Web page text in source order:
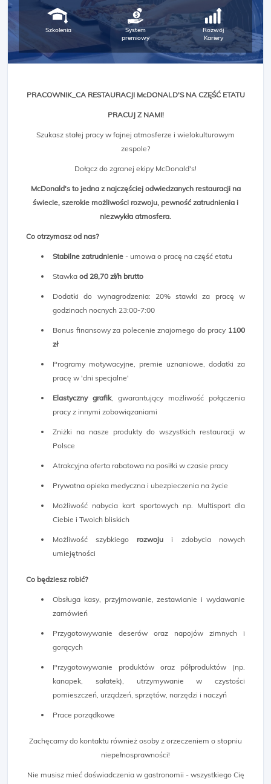
Szkolenia
System
premiowy
Rozwój
Kariery
PRACOWNIK_CA RESTAURACJI McDONALD'S NA CZĘŚĆ ETATU
PRACUJ Z NAMI!
Szukasz stałej pracy w fajnej atmosferze i wielokulturowym
zespole?
Dołącz do zgranej ekipy McDonald's!
McDonald's to jedna z najczęściej odwiedzanych restauracji na
świecie, szerokie możliwości rozwoju, pewność zatrudnienia i
niezwykła atmosfera.
Co otrzymasz od nas?
Stabilne zatrudnienie - umowa o pracę na część etatu
Stawka od 28,70 zł/h brutto
Dodatki do wynagrodzenia: 20% stawki za pracę w
godzinach nocnych 23:00-7:00
Bonus finansowy za polecenie znajomego do pracy 1100
zł
Programy motywacyjne, premie uznaniowe, dodatki za
pracę w 'dni specjalne'
Elastyczny grafik, gwarantujący możliwość połączenia
pracy z innymi zobowiązaniami
Zniżki na nasze produkty do wszystkich restauracji w
Polsce
Atrakcyjna oferta rabatowa na posiłki w czasie pracy
Prywatna opieka medyczna i ubezpieczenia na życie
Możliwość nabycia kart sportowych np. Multisport dla
Ciebie i Twoich bliskich
Możliwość szybkiego rozwoju i zdobycia nowych
umiejętności
Co będziesz robić?
Obsługa kasy, przyjmowanie, zestawianie i wydawanie
zamówień
Przygotowywanie deserów oraz napojów zimnych i
gorących
Przygotowywanie produktów oraz półproduktów (np.
kanapek, sałatek), utrzymywanie w czystości
pomieszczeń, urządzeń, sprzętów, narzędzi i naczyń
Prace porządkowe
Zachęcamy do kontaktu również osoby z orzeczeniem o stopniu
niepełnosprawności!
Nie musisz mieć doświadczenia w gastronomii - wszystkiego Cię